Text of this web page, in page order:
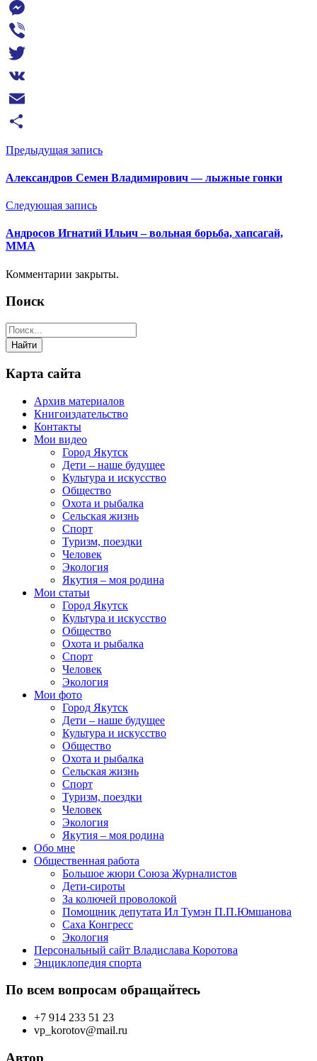
Telegram
Messenger
Viber
Twitter
VK
Email
Отправить
Предыдущая запись
Александров Семен Владимирович — лыжные гонки
Следующая запись
Андросов Игнатий Ильич – вольная борьба, хапсагай,
ММА
Комментарии закрыты.
Поиск
Карта сайта
Архив материалов
Книгоиздательство
Контакты
Мои видео
Город Якутск
Дети – наше будущее
Культура и искусство
Общество
Охота и рыбалка
Сельская жизнь
Спорт
Туризм, поездки
Человек
Экология
Якутия – моя родина
Мои статьи
Город Якутск
Культура и искусство
Общество
Охота и рыбалка
Спорт
Человек
Экология
Мои фото
Город Якутск
Дети – наше будущее
Культура и искусство
Общество
Охота и рыбалка
Сельская жизнь
Спорт
Туризм, поездки
Человек
Экология
Якутия – моя родина
Обо мне
Общественная работа
Большое жюри Союза Журналистов
Дети-сироты
За колючей проволокой
Помощник депутата Ил Тумэн П.П.Юмшанова
Саха Конгресс
Экология
Персональный сайт Владислава Коротова
Энциклопедия спорта
По всем вопросам обращайтесь
+7 914 233 51 23
vp_korotov@mail.ru
Автор